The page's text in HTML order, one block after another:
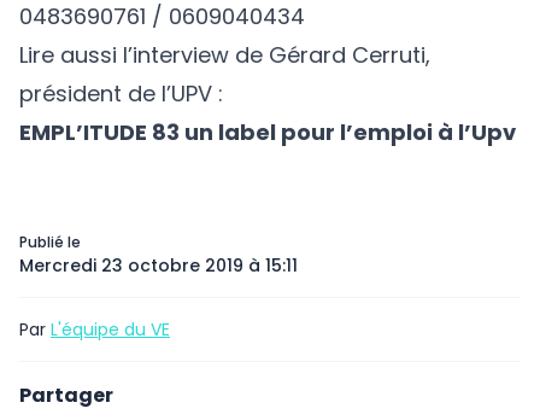
Publié le
Mercredi 23 octobre 2019 à 15:11
Par L'équipe du VE
Partager
0483690761 / 0609040434
Lire aussi l’interview de Gérard Cerruti,
président de l’UPV :
EMPL’ITUDE 83 un label pour l’emploi à l’Upv